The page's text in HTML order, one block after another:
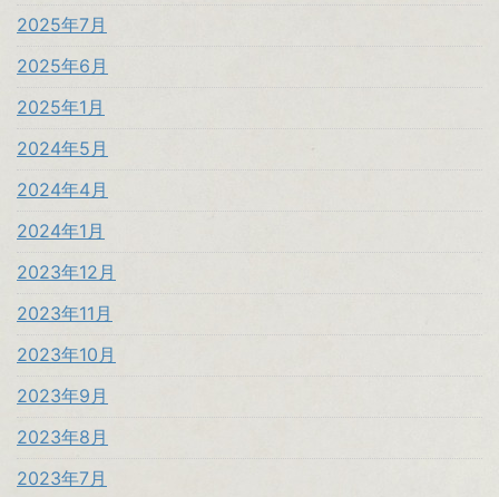
2025年7月
2025年6月
2025年1月
2024年5月
2024年4月
2024年1月
2023年12月
2023年11月
2023年10月
2023年9月
2023年8月
2023年7月